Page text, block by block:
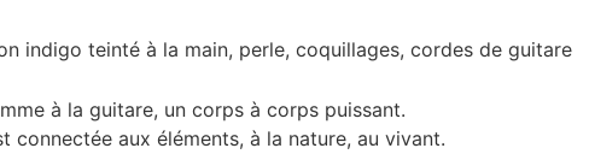
indigo teinté à la main, perle, coquillages, cordes de guitare
à la guitare, un corps à corps puissant.
connectée aux éléments, à la nature, au vivant.